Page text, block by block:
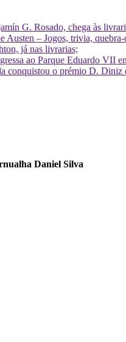
G. Rosado, chega às
Austen – Jogos, trivia,
já nas livrarias;
ao Parque Eduardo VII
conquistou o prémio D. Diniz
Daniel Silva